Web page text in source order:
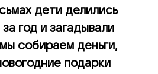
дети делились
год и загадывали
собираем деньги,
подарки